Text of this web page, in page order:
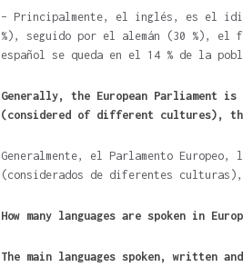
– Principalmente, el inglés, es el
%), seguido por el alemán (30 %),
español se queda en el 14 % de la
Generally, the European Parliament
(considered of different cultures),
Generalmente, el Parlamento Europeo,
(considerados de diferentes
How many languages ​​are spoken in
The main languages ​​spoken, written